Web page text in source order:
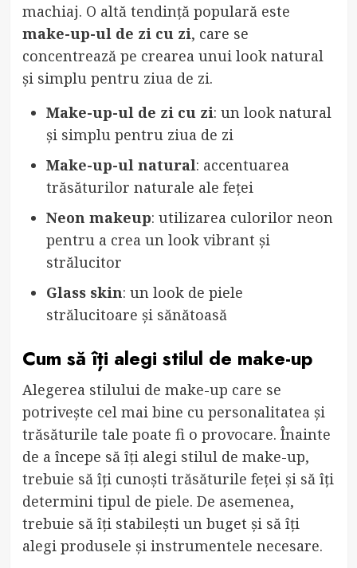
machiaj. O altă tendință populară este
make-up-ul de zi cu zi, care se
concentrează pe crearea unui look natural
și simplu pentru ziua de zi.
Make-up-ul de zi cu zi: un look natural
și simplu pentru ziua de zi
Make-up-ul natural: accentuarea
trăsăturilor naturale ale feței
Neon makeup: utilizarea culorilor neon
pentru a crea un look vibrant și
strălucitor
Glass skin: un look de piele
strălucitoare și sănătoasă
Cum să îți alegi stilul de make-up
Alegerea stilului de make-up care se
potrivește cel mai bine cu personalitatea și
trăsăturile tale poate fi o provocare. Înainte
de a începe să îți alegi stilul de make-up,
trebuie să îți cunoști trăsăturile feței și să îți
determini tipul de piele. De asemenea,
trebuie să îți stabilești un buget și să îți
alegi produsele și instrumentele necesare.